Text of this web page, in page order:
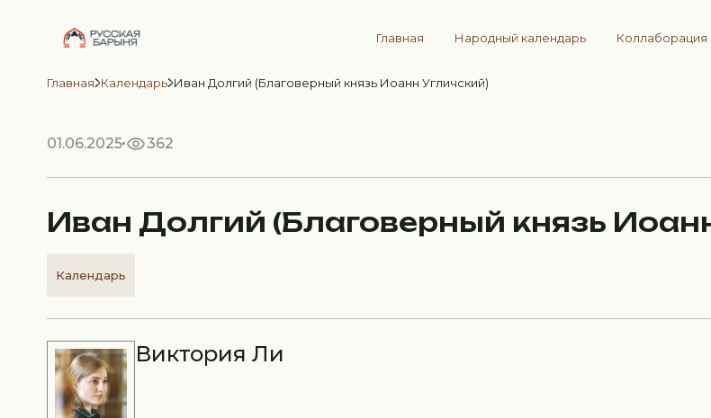
Главная Народный календарь
Главная Календарь Иван Долгий (Благоверный князь Иоанн Угличский)
01.06.2025 362
Иван Долгий (Благоверный князь
Календарь
Виктория Ли